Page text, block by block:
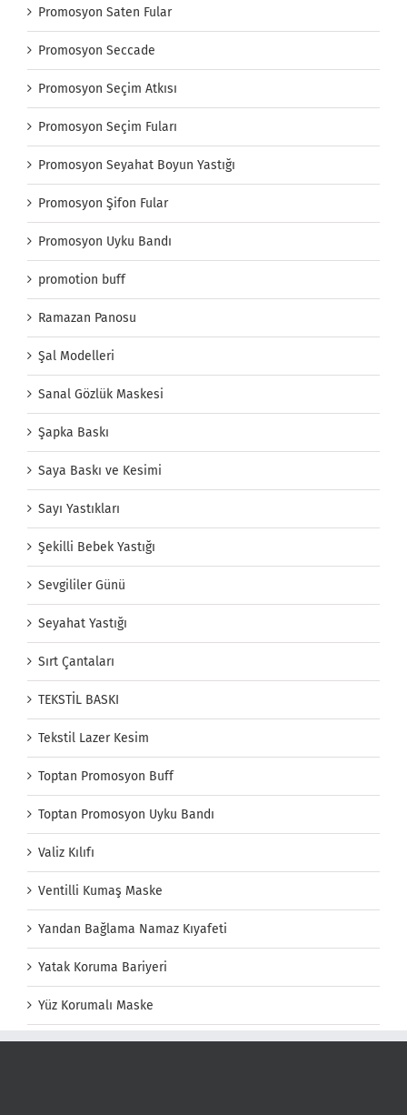
Promosyon Saten Fular
Promosyon Seccade
Promosyon Seçim Atkısı
Promosyon Seçim Fuları
Promosyon Seyahat Boyun Yastığı
Promosyon Şifon Fular
Promosyon Uyku Bandı
promotion buff
Ramazan Panosu
Şal Modelleri
Sanal Gözlük Maskesi
Şapka Baskı
Saya Baskı ve Kesimi
Sayı Yastıkları
Şekilli Bebek Yastığı
Sevgililer Günü
Seyahat Yastığı
Sırt Çantaları
TEKSTİL BASKI
Tekstil Lazer Kesim
Toptan Promosyon Buff
Toptan Promosyon Uyku Bandı
Valiz Kılıfı
Ventilli Kumaş Maske
Yandan Bağlama Namaz Kıyafeti
Yatak Koruma Bariyeri
Yüz Korumalı Maske